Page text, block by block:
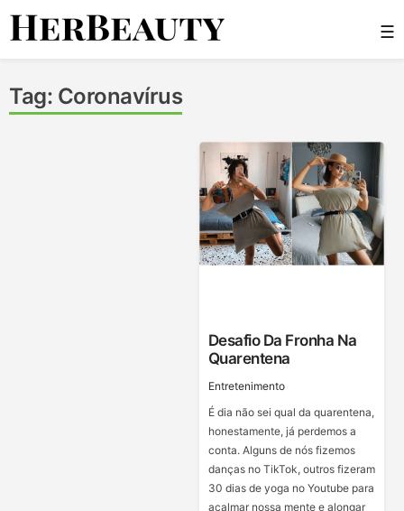
Skip
☰
Tag: Coronavírus
Desafio Da Fronha Na
Quarentena
Entretenimento
É dia não sei qual da quarentena,
honestamente, já perdemos a
conta. Alguns de nós fizemos
danças no TikTok, outros fizeram
30 dias de yoga no Youtube para
acalmar nossa mente e alongar